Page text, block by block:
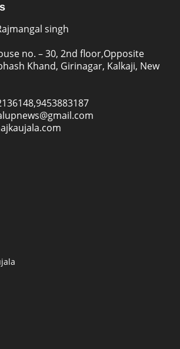
singh
no. – 30, 2nd floor,Opposite
Khand, Girinagar, Kalkaji, New